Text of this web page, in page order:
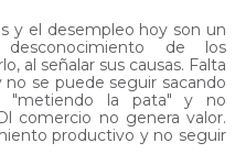
y el desempleo hoy son un
de los
al señalar sus causas. Falta
se puede seguir sacando
"metiendo la pata" y no
comercio no genera valor.
productivo y no seguir